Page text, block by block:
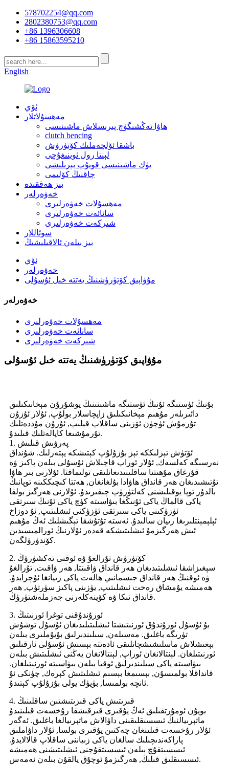
578702254@qq.com
2802380753@qq.com
+86 1396306608
+86 15863595210
English
ئۆي
مەھسۇلاتلار
ھاۋا تەڭشىگۈچ پىرىسلاش ماشىنىسى
clutch bencing
باشقا ئۆلچەملىك كۆتۈرۈش
لېنتا رول ئوينىغۇچى
يۈك ماشىنىسى قويۇپ بېرىلىشى
چاقنىڭ كۆلىمى
بىز ھەققىدە
خەۋەرلەر
مەھسۇلات خەۋەرلىرى
سانائەت خەۋەرلىرى
شىركەت خەۋەرلىرى
سوئاللار
بىز بىلەن ئالاقىلىشىڭ
ئۆي
خەۋەرلەر
مۇۋاپىق كۆتۈرۈشنىڭ يەتتە خىل ئۇسۇلى
خەۋەرلەر
مەھسۇلات خەۋەرلىرى
سانائەت خەۋەرلىرى
شىركەت خەۋەرلىرى
مۇۋاپىق كۆتۈرۈشنىڭ يەتتە خىل ئۇسۇلى
بۇنىڭ ئۈستىگە ئۇنىڭ ئۈستىگە ماشىنىنىڭ يوشۇرۇن مېخانىكىلىق
دائىرىلەر مۇھىم مېخانىكىلىق زاپچاسلار بولۇپ, ئۇلار ئۇزۇن
تۇرمۇش ئۈچۈن ئۆزىنى ساقلاپ قېلىپ, ئۇزۇن مۇددەتلىك
تۇرمۇشىغا كاپالەتلىك قىلىدۇ.
1. پەرۋىش قىلىش
ئۆتۈش تېزلىككە تېز بۇزۇلۇپ كېتىشكە يېتەرلىك. شۇنداق
نەرسىگە كەلسەك, ئۇلار ئوراپ قاچىلاش ئۇسۇلى بىلەن پاكىز ۋە
قۇرغاق مۇھىتتا ساقلىنىدىغانلىقى تولىماقتا. ئۇلارنى بىر ھاۋا
تۇتىشىدىغان ھەر قانداق ھاۋادا بۇلغانغان, ھەتتا كىچىككىنە توپانىڭ
بالدۇر توپا يوقىلىشنى كەلتۈرۈپ چىقىرىدۇ. ئۇلارنى ھەرگىز بولقا
ياكى قالماڭ ياكى ئۇنىڭغا بىۋاسىتە كۈچ ياكى ئۇنىڭ سىرتقى
ئۈزۈكىنى ياكى سىرتقى ئۈزۈكنى ئىشلىتىپ, ئۇ دوزاخ
ئېلېمېنتلىرىغا زىيان سالىدۇ. ئەستە تۇتۇشقا تېگىشلىك ئەڭ مۇھىم
ئىش ھەرگىزمۇ ئىشلىتىشكە قەدەر ئۇلارنىڭ ئورالمىسىدىن
كۆندۈرۈلگەن.
2. كۆتۈرۈش تۇرالغۇ ۋە ئوقنى تەكشۈرۈڭ
سېغىزاشقا ئىشلىتىدىغان ھەر قانداق ۋاقىتتا, ھەر ۋاقىت, تۇرالغۇ
ۋە ئوقنىڭ ھەر قانداق جىسمانىي ھالەت ياكى زىيانغا ئۇچرايدۇ.
ھەمىشە يۇمشاق رەخت ئىشلىتىپ, يۈزىنى پاكىز سۈرتۈپ, ھەر
قانداق نىكا ۋە كۆينەكلەرنى جەزملەشتۈرۈڭ.
3. ئورۇندۇقنى توغرا ئورنىتىڭ
بۇ ئۇسۇل ئورۇندۇق ئورنىتىشتا ئىشلىتىلىدىغان ئۇسۇل توشۇش
تۈرىگە باغلىق. مەسىلەن, سىلىندىرلىق بۇيۇملىرى بىلەن
بېغىشلاش ماسلىشىشچانلىقى ئادەتتە بېسىش ئۇسۇلى ئارقىلىق
ئورنىتىلغان. لېنتالانغان ئوراپ, لېنتالانغان يەڭنى ئىشلىتىش بىلەن
بىۋاسىتە ياكى سىلىندىرلىق ئوقيا بىلەن بىۋاسىتە ئورنىتىلغان.
قانداقلا بولمىسۇن, بېسىمغا بېسىم ئىشلىتىش كېرەك, چۈنكى ئۇ
ئانچە بولمىسا, بۈيۈك يولى بۇزۇلۇپ كېتىدۇ.
4. قىزىتىش ياكى قىزىتىشتىن ساقلىنىڭ
بويۇن ئومۇرتقىلىق ئەڭ يۇقىرى قىرقىشقا رۇخسەت قىلىنىدۇ
ماتېرىيالنىڭ ئىسسىقلىقىنى داۋالاش ماتېرىيالغا باغلىق. ئەگەر
ئۇلار رۇخسەت قىلىنغان چەكتىن يۇقىرى بولسا, ئۇلار داۋاملىق
پاراكەندىچىلىك سالغان ياكى زىياننى ساقلاپ قالالايدۇ.
ئىسسىتقۇچ بىلەن ئىسسىتقۇچنى ئىشلىتىشنى ھەمىشە
ئىسسىقلىق قىلىڭ, ھەرگىزمۇ ئوچۇق يالقۇن بىلەن ئەمەس.